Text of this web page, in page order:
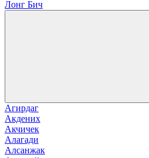
Лонг Бич
Агирдаг
Акдених
Акчичек
Алагади
Алсанжак